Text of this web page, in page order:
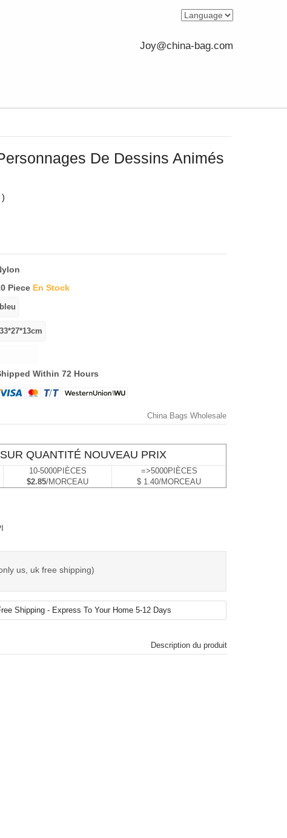
Joy@china-bag.com
De Dessins Animés
)
Piece En Stock
Within 72 Hours
China Bags Wholesale
QUANTITÉ NOUVEAU PRIX
10-5000PIÈCES
$2.85/MORCEAU
=>5000PIÈCES
$ 1.40/MORCEAU
us, uk free shipping)
Description du produit